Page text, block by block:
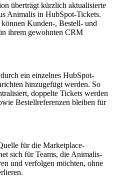
überträgt kürzlich aktualisierte
Animalis in HubSpot-Tickets.
Kunden-, Bestell- und
ihrem gewohnten CRM
ein einzelnes HubSpot-
hinzugefügt werden. So
doppelte Tickets werden
Bestellreferenzen bleiben für
für die Marketplace-
sich für Teams, die Animalis-
und verfolgen möchten, ohne